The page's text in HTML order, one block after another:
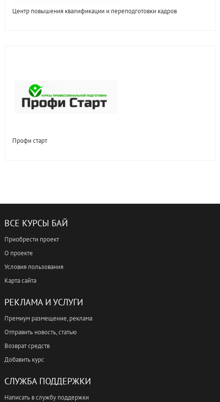
Центр повышения квалификации и переподготовки кадров
Профи старт
ВСЕ КУРСЫ БАЙ
Приобрести проект
О проекте
Условия пользования
Карта сайта
РЕКЛАМА И УСЛУГИ
Премиум размещение, реклама
Отправить новость, статью
Возврат средств
Добавить курс
СЛУЖБА ПОДДЕРЖКИ
Написать в службу поддержки